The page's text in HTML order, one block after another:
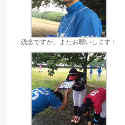
残念ですが、またお願いします！